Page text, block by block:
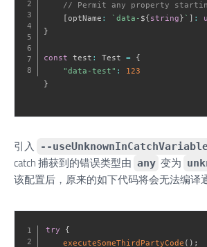
// Permit any property
[optName : ` data- ${string} ` ] :
}
const test : Test =
{
"data-test" :
123
}
引入 --
catch 捕获到的错误类型由 any 变为
该配置后，原来的如下代码将会无法编译
try
{
executeSomeThirdPartyCode ( ) ;